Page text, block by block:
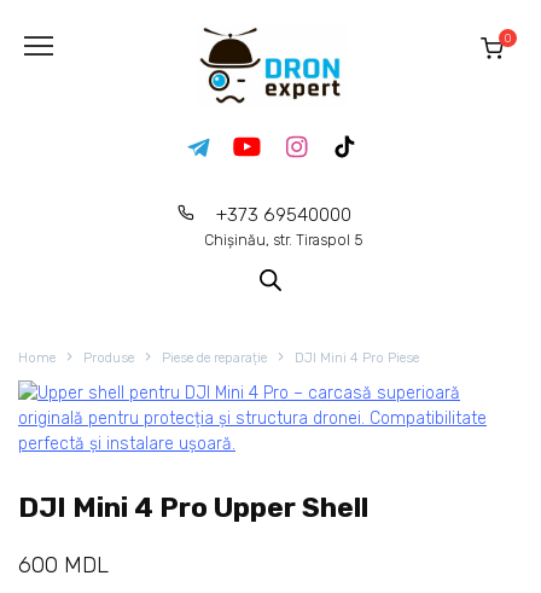
+373 69540000
Chișinău, str. Tiraspol 5
0
Home Produse Piese de reparație DJI Mini 4 Pro Piese
DJI Mini 4 Pro Upper Shell
600 MDL